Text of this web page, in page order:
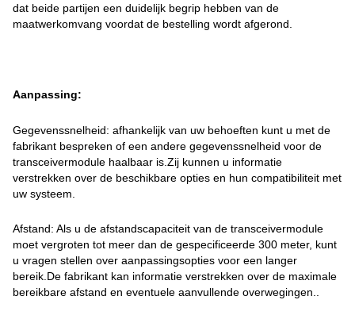
dat beide partijen een duidelijk begrip hebben van de
maatwerkomvang voordat de bestelling wordt afgerond.
Aanpassing:
Gegevenssnelheid: afhankelijk van uw behoeften kunt u met de
fabrikant bespreken of een andere gegevenssnelheid voor de
transceivermodule haalbaar is.Zij kunnen u informatie
verstrekken over de beschikbare opties en hun compatibiliteit met
uw systeem.
Afstand: Als u de afstandscapaciteit van de transceivermodule
moet vergroten tot meer dan de gespecificeerde 300 meter, kunt
u vragen stellen over aanpassingsopties voor een langer
bereik.De fabrikant kan informatie verstrekken over de maximale
bereikbare afstand en eventuele aanvullende overwegingen..